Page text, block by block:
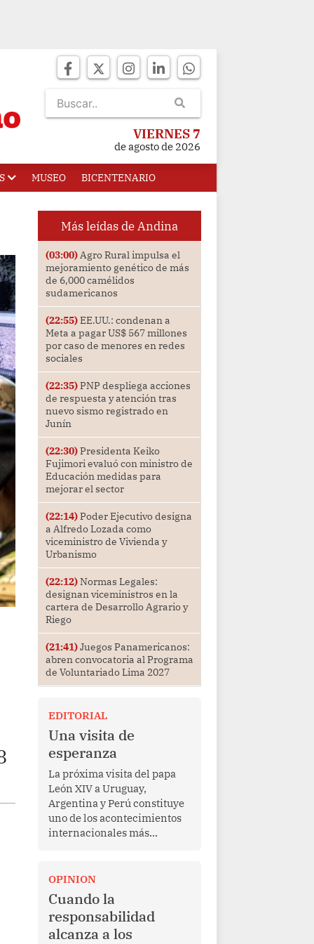
VIERNES 7
de agosto de 2026
MUSEO BICENTENARIO
Más leídas de Andina
(03:00)Agro Rural impulsa el
mejoramiento genético de más
de 6,000 camélidos
sudamericanos
(22:55)EE.UU.: condenan a
Meta a pagar US$ 567 millones
por caso de menores en redes
sociales
(22:35)PNP despliega acciones
de respuesta y atención tras
nuevo sismo registrado en
Junín
(22:30)Presidenta Keiko
Fujimori evaluó con ministro de
Educación medidas para
mejorar el sector
(22:14)Poder Ejecutivo designa
a Alfredo Lozada como
viceministro de Vivienda y
Urbanismo
(22:12)Normas Legales:
designan viceministros en la
cartera de Desarrollo Agrario y
Riego
(21:41)Juegos Panamericanos:
abren convocatoria al Programa
de Voluntariado Lima 2027
EDITORIAL
Una visita de
esperanza
La próxima visita del papa
León XIV a Uruguay,
Argentina y Perú constituye
uno de los acontecimientos
internacionales más
Más allá de su dimensión
religiosa, esta gira
representa una oportunidad
para reafirmar el valor del
diálogo, fortalecer los
OPINION
Cuando la
responsabilidad
alcanza a los